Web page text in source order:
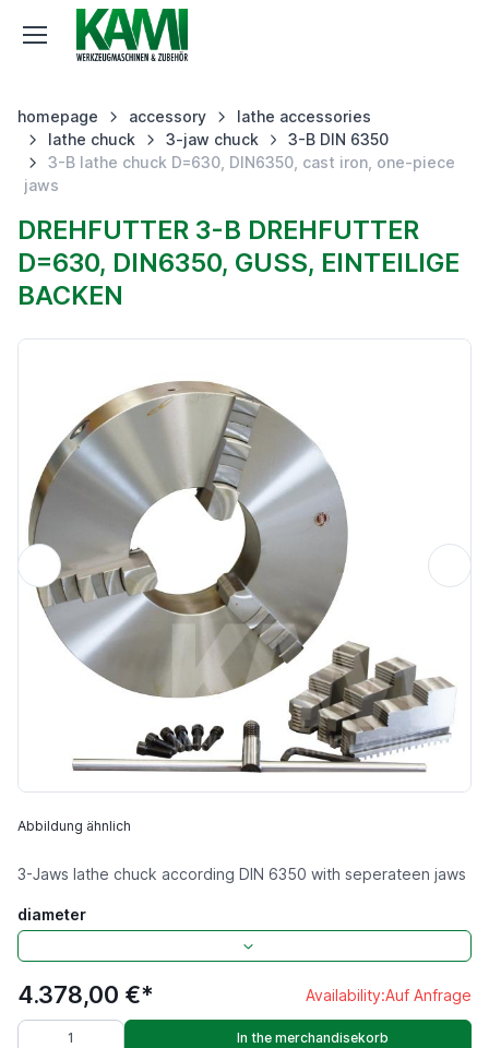
homepage accessory
lathe accessories
lathe chuck
3-jaw chuck
3-B DIN 6350
3-B lathe chuck D=630, DIN6350, cast iron, one-piece
jaws
DREHFUTTER 3-B DREHFUTTER
D=630, DIN6350, GUSS, EINTEILIGE
BACKEN
Abbildung ähnlich
3-Jaws lathe chuck according DIN 6350 with seperateen jaws
diameter
4.378,00 €* Availability:Auf Anfrage
In the merchandisekorb